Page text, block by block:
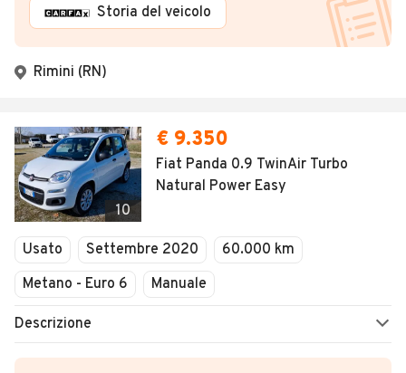
Storia del veicolo
Rimini (RN)
10
€ 9.350
Fiat Panda 0.9 TwinAir Turbo
Natural Power Easy
Usato Settembre 2020
60.000 km
Metano - Euro 6
Manuale
Descrizione